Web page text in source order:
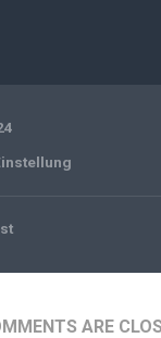
ARE